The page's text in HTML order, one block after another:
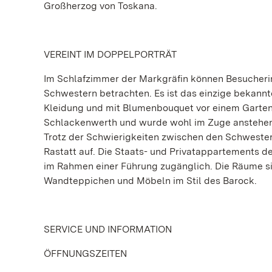
Großherzog von Toskana.
VEREINT IM DOPPELPORTRÄT
Im Schlafzimmer der Markgräfin können
Schwestern betrachten. Es ist das einzige
Kleidung und mit Blumenbouquet vor einem
Schlackenwerth und wurde wohl im Zuge
Trotz der Schwierigkeiten zwischen den
Rastatt auf. Die Staats- und Privatappartements
im Rahmen einer Führung zugänglich. Die
Wandteppichen und Möbeln im Stil des Barock.
SERVICE UND INFORMATION
ÖFFNUNGSZEITEN